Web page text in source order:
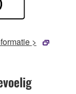
>